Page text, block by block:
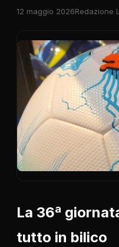
12 maggio 2026Redazione
La 36ª
tutto in bilico